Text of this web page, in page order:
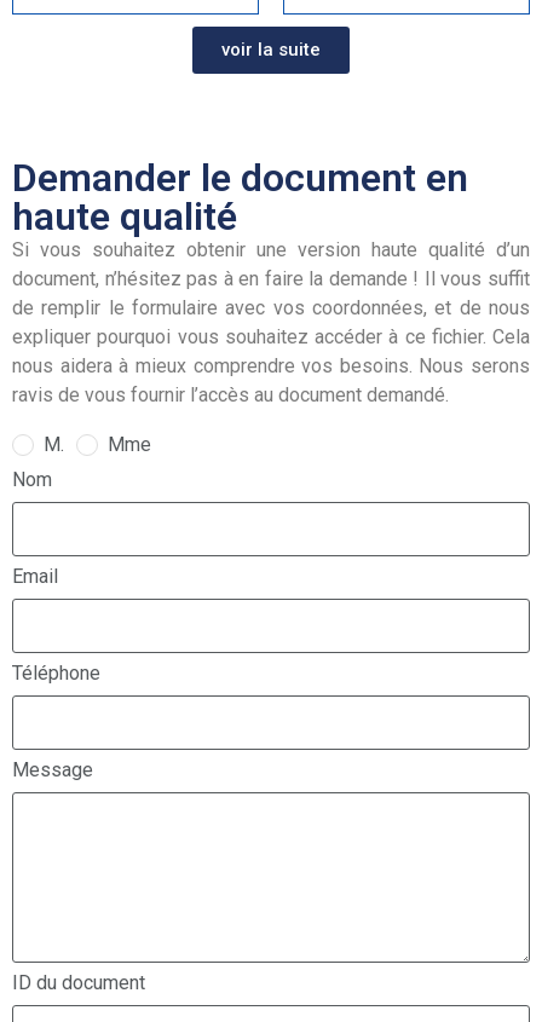
voir la suite
Demander le document en
haute qualité
Si vous souhaitez obtenir une version haute qualité d’un
document, n’hésitez pas à en faire la demande ! Il vous suffit
de remplir le formulaire avec vos coordonnées, et de nous
expliquer pourquoi vous souhaitez accéder à ce fichier. Cela
nous aidera à mieux comprendre vos besoins. Nous serons
ravis de vous fournir l’accès au document demandé.
M.
Mme
Nom
Email
Téléphone
Message
ID du document